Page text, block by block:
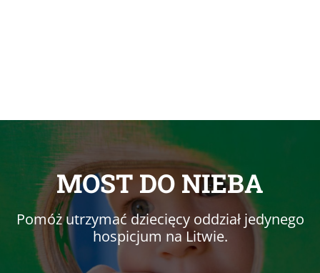
MOST DO NIEBA
Pomóż utrzymać dziecięcy oddział jedynego
hospicjum na Litwie.